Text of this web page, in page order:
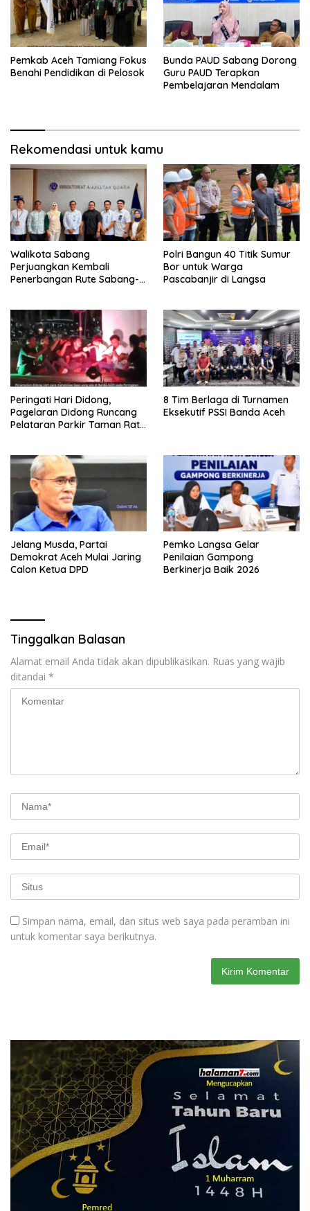
Pemkab Aceh Tamiang Fokus
Benahi Pendidikan di Pelosok
Bunda PAUD Sabang Dorong
Guru PAUD Terapkan
Pembelajaran Mendalam
Rekomendasi untuk kamu
Walikota Sabang
Perjuangkan Kembali
Penerbangan Rute Sabang-
Polri Bangun 40 Titik Sumur
Bor untuk Warga
Pascabanjir di Langsa
Peringati Hari Didong,
Pagelaran Didong Runcang
Pelataran Parkir Taman Ratu
8 Tim Berlaga di Turnamen
Eksekutif PSSI Banda Aceh
Jelang Musda, Partai
Demokrat Aceh Mulai Jaring
Calon Ketua DPD
Pemko Langsa Gelar
Penilaian Gampong
Berkinerja Baik 2026
Tinggalkan Balasan
Alamat email Anda tidak akan dipublikasikan. Ruas yang wajib
ditandai *
Simpan nama, email, dan situs web saya pada peramban ini
untuk komentar saya berikutnya.